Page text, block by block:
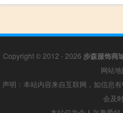
Copyright © 2012 - 2026 步森服饰商
网站
声明：本站内容来自互联网，如信息
会及